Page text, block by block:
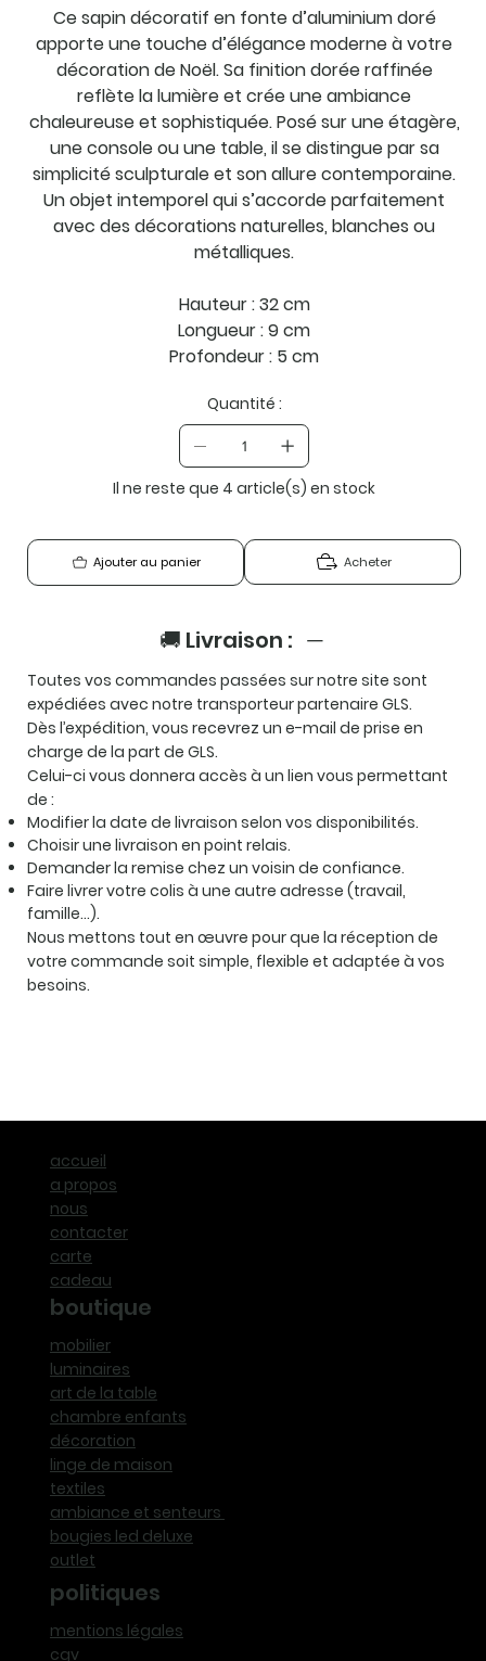
Ce sapin décoratif en fonte d’aluminium doré
apporte une touche d’élégance moderne à votre
décoration de Noël. Sa finition dorée raffinée
reflète la lumière et crée une ambiance
chaleureuse et sophistiquée. Posé sur une étagère,
une console ou une table, il se distingue par sa
simplicité sculpturale et son allure contemporaine.
Un objet intemporel qui s’accorde parfaitement
avec des décorations naturelles, blanches ou
métalliques.
Hauteur : 32 cm
Longueur : 9 cm
Profondeur : 5 cm
Quantité :
Il ne reste que 4 article(s) en stock
Ajouter au panier Acheter
🚚 Livraison :
Toutes vos commandes passées sur notre site sont
expédiées avec notre transporteur partenaire GLS.
Dès l’expédition, vous recevrez un e-mail de prise en
charge de la part de GLS.
Celui-ci vous donnera accès à un lien vous permettant
de :
Modifier la date de livraison selon vos disponibilités.
Choisir une livraison en point relais.
Demander la remise chez un voisin de confiance.
Faire livrer votre colis à une autre adresse (travail,
famille…).
Nous mettons tout en œuvre pour que la réception de
votre commande soit simple, flexible et adaptée à vos
besoins.
accueil
a propos
nous
contacter
carte
cadeau
boutique
mobilier
luminaires
art de la table
chambre enfants
décoration
linge de maison
textiles
ambiance et senteurs
bougies led deluxe
outlet
politiques
mentions légales
cgv